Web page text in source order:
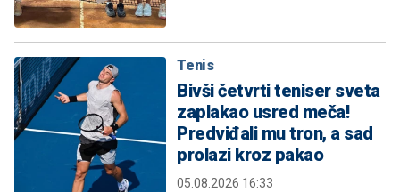
Tenis
Bivši četvrti teniser sveta
zaplakao usred meča!
Predviđali mu tron, a sad
prolazi kroz pakao
05.08.2026 16:33